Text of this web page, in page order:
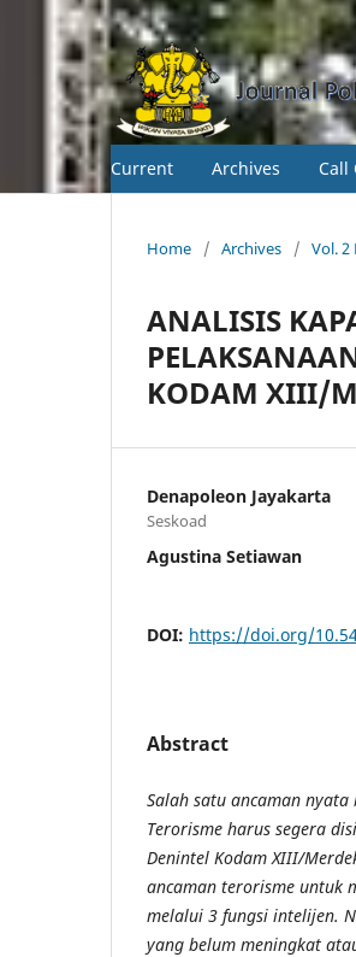
Current Archives Call
Home / Archives / Vol. 2
ANALISIS
KODAM XIII/
Denapoleon Jayakarta
Seskoad
Agustina Setiawan
DOI: https://doi.org/
Abstract
Salah satu ancaman
Terorisme harus segera
Denintel Kodam XIII/
ancaman terorisme untuk
melalui 3 fungsi intelijen.
yang belum meningkat